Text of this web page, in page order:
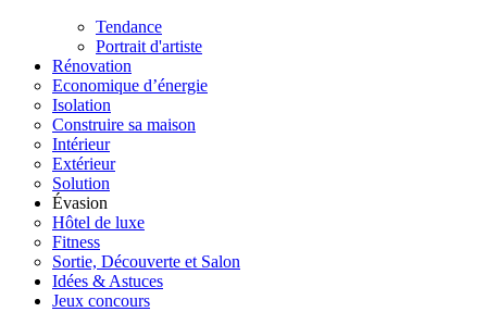
Tendance
Portrait d'artiste
Rénovation
Economique d’énergie
Isolation
Construire sa maison
Intérieur
Extérieur
Solution
Évasion
Hôtel de luxe
Fitness
Sortie, Découverte et Salon
Idées & Astuces
Jeux concours